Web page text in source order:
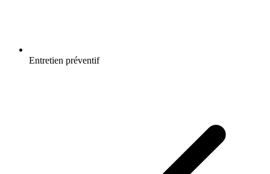
Entretien préventif